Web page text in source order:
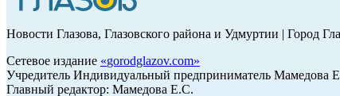
Новости Глазова, Глазовского района и Удмуртии | Город
Сетевое издание «gorodglazov.com»
Учредитель Индивидуальный предприниматель Мамедова
Главный редактор: Мамедова Е.С.